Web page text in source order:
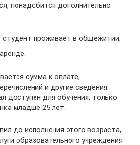
понадобится дополнительно
студент проживает в общежитии;
сумма к оплате,
и другие сведения.
доступен для обучения, только
младше 25 лет.
до исполнения этого возраста,
образовательного учреждения